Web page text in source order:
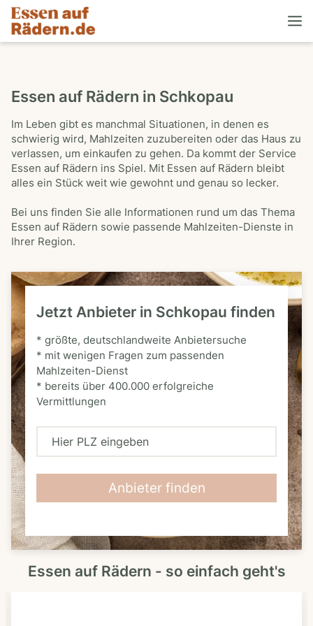
Essen auf Rädern in Schkopau
Im Leben gibt es manchmal Situationen, in denen es
schwierig wird, Mahlzeiten zuzubereiten oder das Haus zu
verlassen, um einkaufen zu gehen. Da kommt der Service
Essen auf Rädern ins Spiel. Mit Essen auf Rädern bleibt
alles ein Stück weit wie gewohnt und genau so lecker.
Bei uns finden Sie alle Informationen rund um das Thema
Essen auf Rädern sowie passende Mahlzeiten-Dienste in
Ihrer Region.
Jetzt Anbieter in Schkopau finden
* größte, deutschlandweite Anbietersuche
* mit wenigen Fragen zum passenden
Mahlzeiten-Dienst
* bereits über 400.000 erfolgreiche
Vermittlungen
H
L
Z
Anbieter finden
Essen auf Rädern - so einfach geht's